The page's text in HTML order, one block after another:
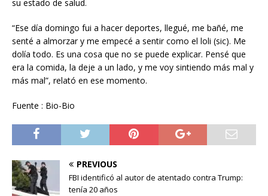
su estado de salud.
“Ese día domingo fui a hacer deportes, llegué, me bañé, me
senté a almorzar y me empecé a sentir como el loli (sic). Me
dolía todo. Es una cosa que no se puede explicar. Pensé que
era la comida, la deje a un lado, y me voy sintiendo más mal y
más mal”, relató en ese momento.
Fuente : Bio-Bio
PREVIOUS
FBI identificó al autor de atentado contra Trump:
tenía 20 años